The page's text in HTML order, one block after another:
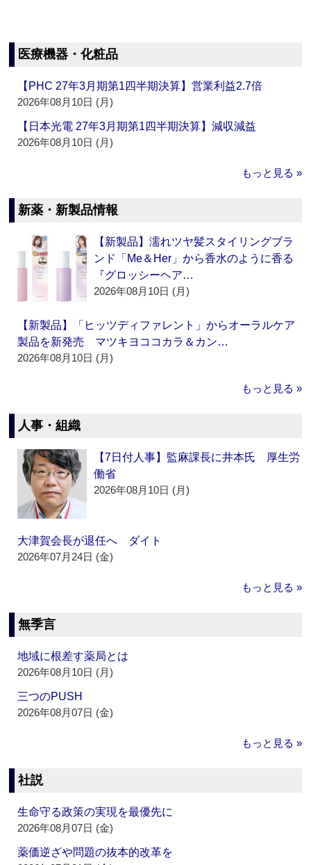
医療機器・化粧品
【PHC 27年3月期第1四半期決算】営業利益2.7倍
2026年08月10日 (月)
【日本光電 27年3月期第1四半期決算】減収減益
2026年08月10日 (月)
もっと見る »
新薬・新製品情報
【新製品】濡れツヤ髪スタイリングブラ
ンド「Me＆Her」から香水のように香る
『グロッシーヘア…
2026年08月10日 (月)
【新製品】「ヒッツディファレント」からオーラルケア
製品を新発売 マツキヨココカラ＆カン…
2026年08月10日 (月)
もっと見る »
人事・組織
【7日付人事】監麻課長に井本氏 厚生労
働省
2026年08月10日 (月)
大津賀会長が退任へ ダイト
2026年07月24日 (金)
もっと見る »
無季言
地域に根差す薬局とは
2026年08月10日 (月)
三つのPUSH
2026年08月07日 (金)
もっと見る »
社説
生命守る政策の実現を最優先に
2026年08月07日 (金)
薬価逆ざや問題の抜本的改革を